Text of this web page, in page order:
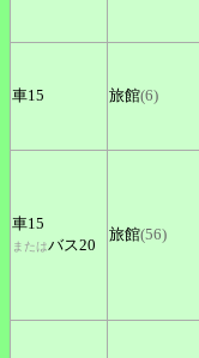
車15 旅館(6)
車15
またはバス20
旅館(56)